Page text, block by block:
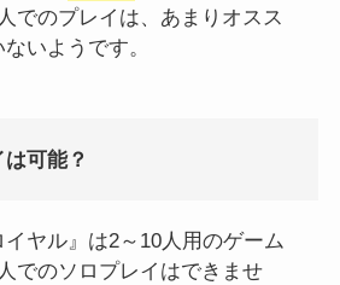
でのプレイは、あまりオスス
いようです。
可能？
イヤル』は2～10人用のゲーム
でのソロプレイはできませ